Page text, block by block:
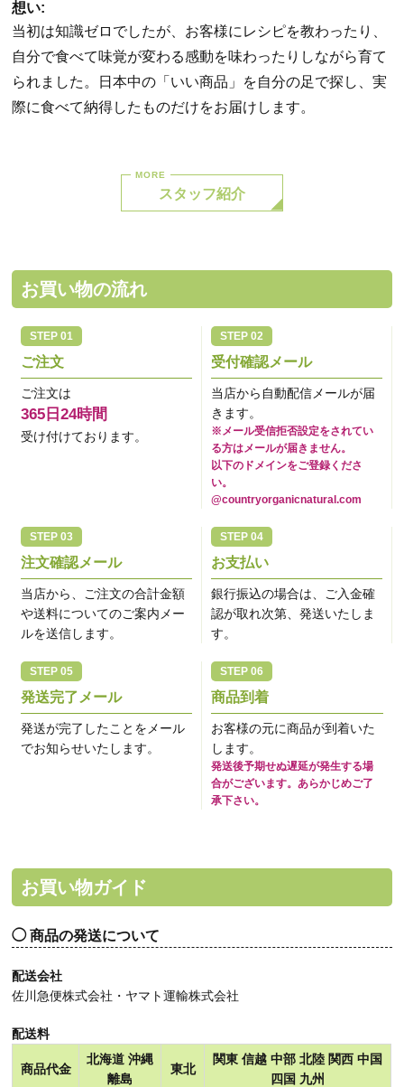
想い:
当初は知識ゼロでしたが、お客様にレシピを教わったり、
自分で食べて味覚が変わる感動を味わったりしながら育て
られました。日本中の「いい商品」を自分の足で探し、実
際に食べて納得したものだけをお届けします。
スタッフ紹介
お買い物の流れ
ご注文
ご注文は
365日24時間
受け付けております。
受付確認メール
当店から自動配信メールが届
きます。
※メール受信拒否設定をされてい
る方はメールが届きません。
以下のドメインをご登録くださ
い。
@countryorganicnatural.com
注文確認メール
当店から、ご注文の合計金額
や送料についてのご案内メー
ルを送信します。
お支払い
銀行振込の場合は、ご入金確
認が取れ次第、発送いたしま
す。
発送完了メール
発送が完了したことをメール
でお知らせいたします。
商品到着
お客様の元に商品が到着いた
します。
発送後予期せぬ遅延が発生する場
合がございます。あらかじめご了
承下さい。
お買い物ガイド
商品の発送について
配送会社
佐川急便株式会社・ヤマト運輸株式会社
配送料
商品代金
北海道 沖縄
離島
東北
関東 信越 中部 北陸 関西 中国
四国 九州